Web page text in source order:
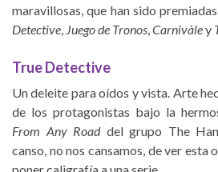
maravillosas, que han sido
Detective Juego de Tronos Carnivàley
True Detective
Un deleite para oídos y vista. Arte
de los protagonistas bajo la
From Any Roaddel grupo The
canso, no nos cansamos, de ver esta